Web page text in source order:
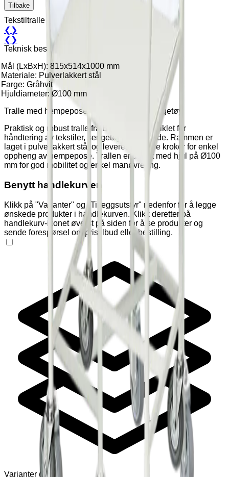
Tilbake
Tekstiltralle
❮ ❯
❮ ❯
Teknisk beskrivelse
Mål (LxBxH): 815x514x1000 mm
Materiale: Pulverlakkert stål
Farge: Gråhvit
Hjuldiameter: Ø100 mm
Tralle med hempepose – for tekstiler og sengetøy
Praktisk og robust tralle fra Bristol Maid, utviklet for
håndtering av tekstiler, sengetøy og lignende. Rammen er
laget i pulverlakkert stål og leveres med fire kroker for enkel
oppheng av hempepose. Trallen er utstyrt med hjul på Ø100
mm for god mobilitet og enkel manøvrering.
Benytt handlekurven
Klikk på "Varianter" og "Tilleggsutstyr" nedenfor for å legge
ønskede produkter i handlekurven. Klikk deretter på
handlekurv-ikonet øverst på siden for å se produkter og
sende forespørsel om pristilbud eller bestilling.
Varianter (1)